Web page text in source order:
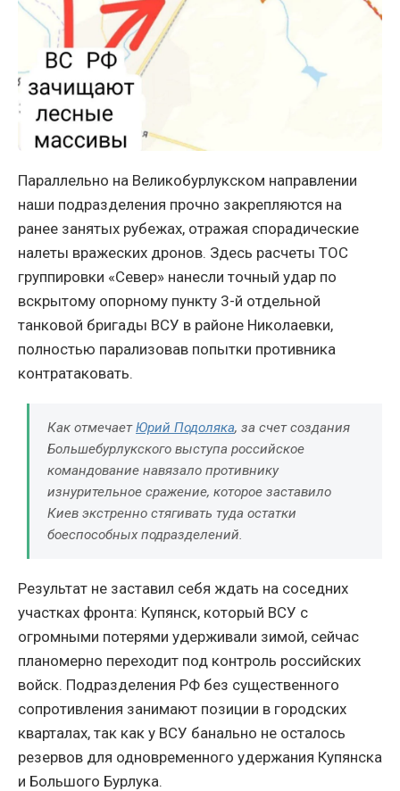
Параллельно на Великобурлукском направлении
наши подразделения прочно закрепляются на
ранее занятых рубежах, отражая спорадические
налеты вражеских дронов. Здесь расчеты ТОС
группировки «Север» нанесли точный удар по
вскрытому опорному пункту 3-й отдельной
танковой бригады ВСУ в районе Николаевки,
полностью парализовав попытки противника
контратаковать.
Как отмечаетЮрий Подоляка, за счет создания
Большебурлукского выступа российское
командование навязало противнику
изнурительное сражение, которое заставило
Киев экстренно стягивать туда остатки
боеспособных подразделений.
Результат не заставил себя ждать на соседних
участках фронта: Купянск, который ВСУ с
огромными потерями удерживали зимой, сейчас
планомерно переходит под контроль российских
войск. Подразделения РФ без существенного
сопротивления занимают позиции в городских
кварталах, так как у ВСУ банально не осталось
резервов для одновременного удержания Купянска
и Большого Бурлука.